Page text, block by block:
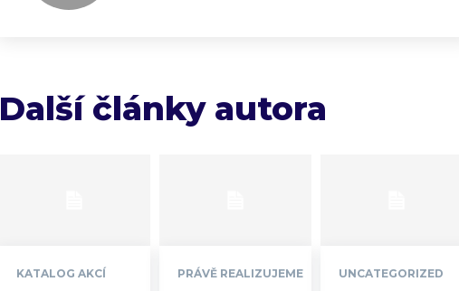
Další články autora
KATALOG AKCÍ PRÁVĚ REALIZUJEME UNCATEGORIZED